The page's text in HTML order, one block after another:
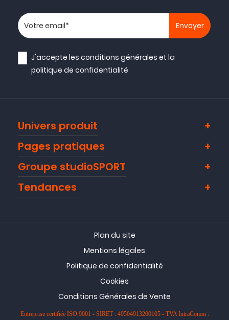
Votre adresse email
J'accepte lesconditions générales et la
politique de confidentialité
Univers produit
Pages pratiques
Groupe studioSPORT
Tendances
Plan du site
Mentions légales
Politique de confidentialité
Cookies
Conditions Générales de Vente
Entreprise certifiée ISO 9001 - SIRET : 49504913200105 - TVA IntraComm :